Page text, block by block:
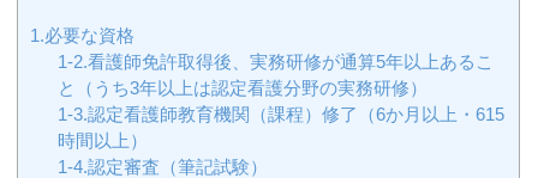
1.必要な資格
1-2.看護師免許取得後、実務研修が通算5年以上あるこ
と（うち3年以上は認定看護分野の実務研修）
1-3.認定看護師教育機関（課程）修了（6か月以上・615
時間以上）
1-4.認定審査（筆記試験）